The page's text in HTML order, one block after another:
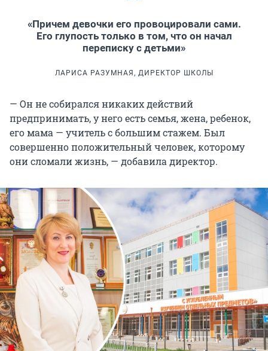
«Причем девочки его провоцировали сами.
Его глупость только в том, что он начал
переписку с детьми»
ЛАРИСА РАЗУМНАЯ, ДИРЕКТОР ШКОЛЫ
— Он не собирался никаких действий
предпринимать, у него есть семья, жена, ребенок,
его мама — учитель с большим стажем. Был
совершенно положительный человек, которому
они сломали жизнь, — добавила директор.